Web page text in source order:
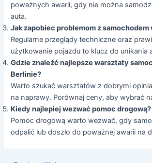
poważnych awarii, gdy nie można
auta.
Jak zapobiec problemom z samochodem
Regularne przeglądy techniczne oraz
użytkowanie pojazdu to klucz do unikania
Gdzie znaleźć najlepsze warsztaty
Berlinie?
Warto szukać warsztatów z dobrymi
na naprawy. Porównaj ceny, aby wybrać
Kiedy najlepiej wezwać pomoc drogową?
Pomoc drogową warto wezwać, gdy
odpalić lub doszło do poważnej awarii na